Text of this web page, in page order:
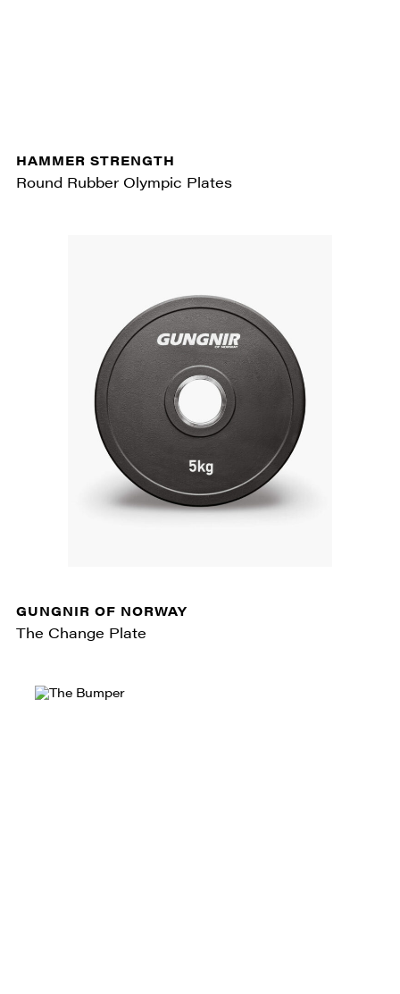
HAMMER STRENGTH
Round Rubber Olympic Plates
GUNGNIR OF NORWAY
The Change Plate